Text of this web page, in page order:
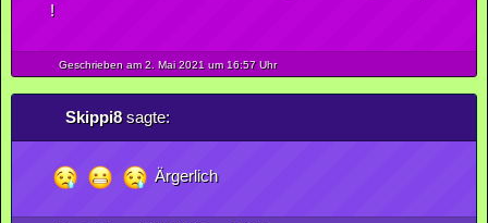
!
Geschrieben am 2. Mai2021 um 16:57 Uhr
Skippi8sagte:
Ärgerlich